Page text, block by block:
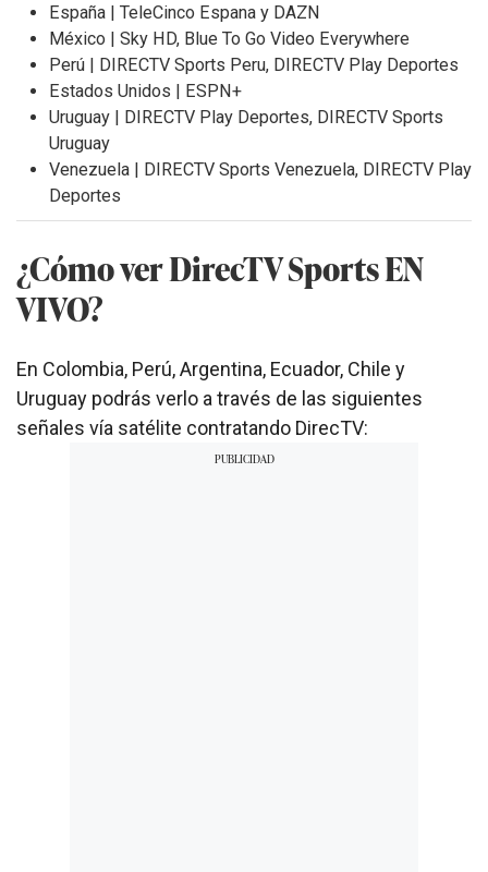
España | TeleCinco Espana y DAZN
México | Sky HD, Blue To Go Video Everywhere
Perú | DIRECTV Sports Peru, DIRECTV Play Deportes
Estados Unidos | ESPN+
Uruguay | DIRECTV Play Deportes, DIRECTV Sports
Uruguay
Venezuela | DIRECTV Sports Venezuela, DIRECTV Play
Deportes
¿Cómo ver DirecTV Sports EN
VIVO?
En Colombia, Perú, Argentina, Ecuador, Chile y
Uruguay podrás verlo a través de las siguientes
señales vía satélite contratando DirecTV: